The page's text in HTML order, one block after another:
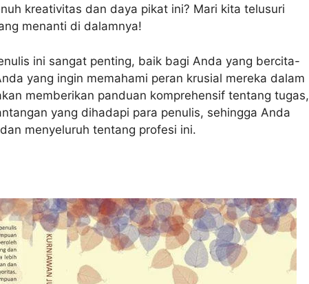
kreativitas dan daya pikat ini? Mari kita telusuri
menanti di dalamnya!
ini sangat penting, baik bagi Anda yang bercita-
yang ingin memahami peran krusial mereka dalam
memberikan panduan komprehensif tentang tugas,
yang dihadapi para penulis, sehingga Anda
menyeluruh tentang profesi ini.